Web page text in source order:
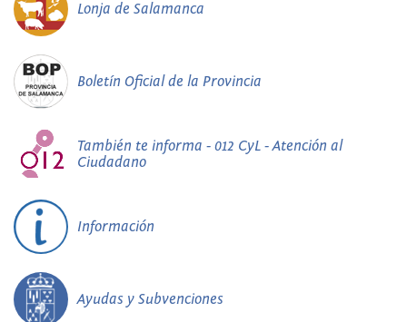
Lonja de Salamanca
Boletín Oficial de la Provincia
También te informa - 012 CyL - Atención al
Ciudadano
Información
Ayudas y Subvenciones